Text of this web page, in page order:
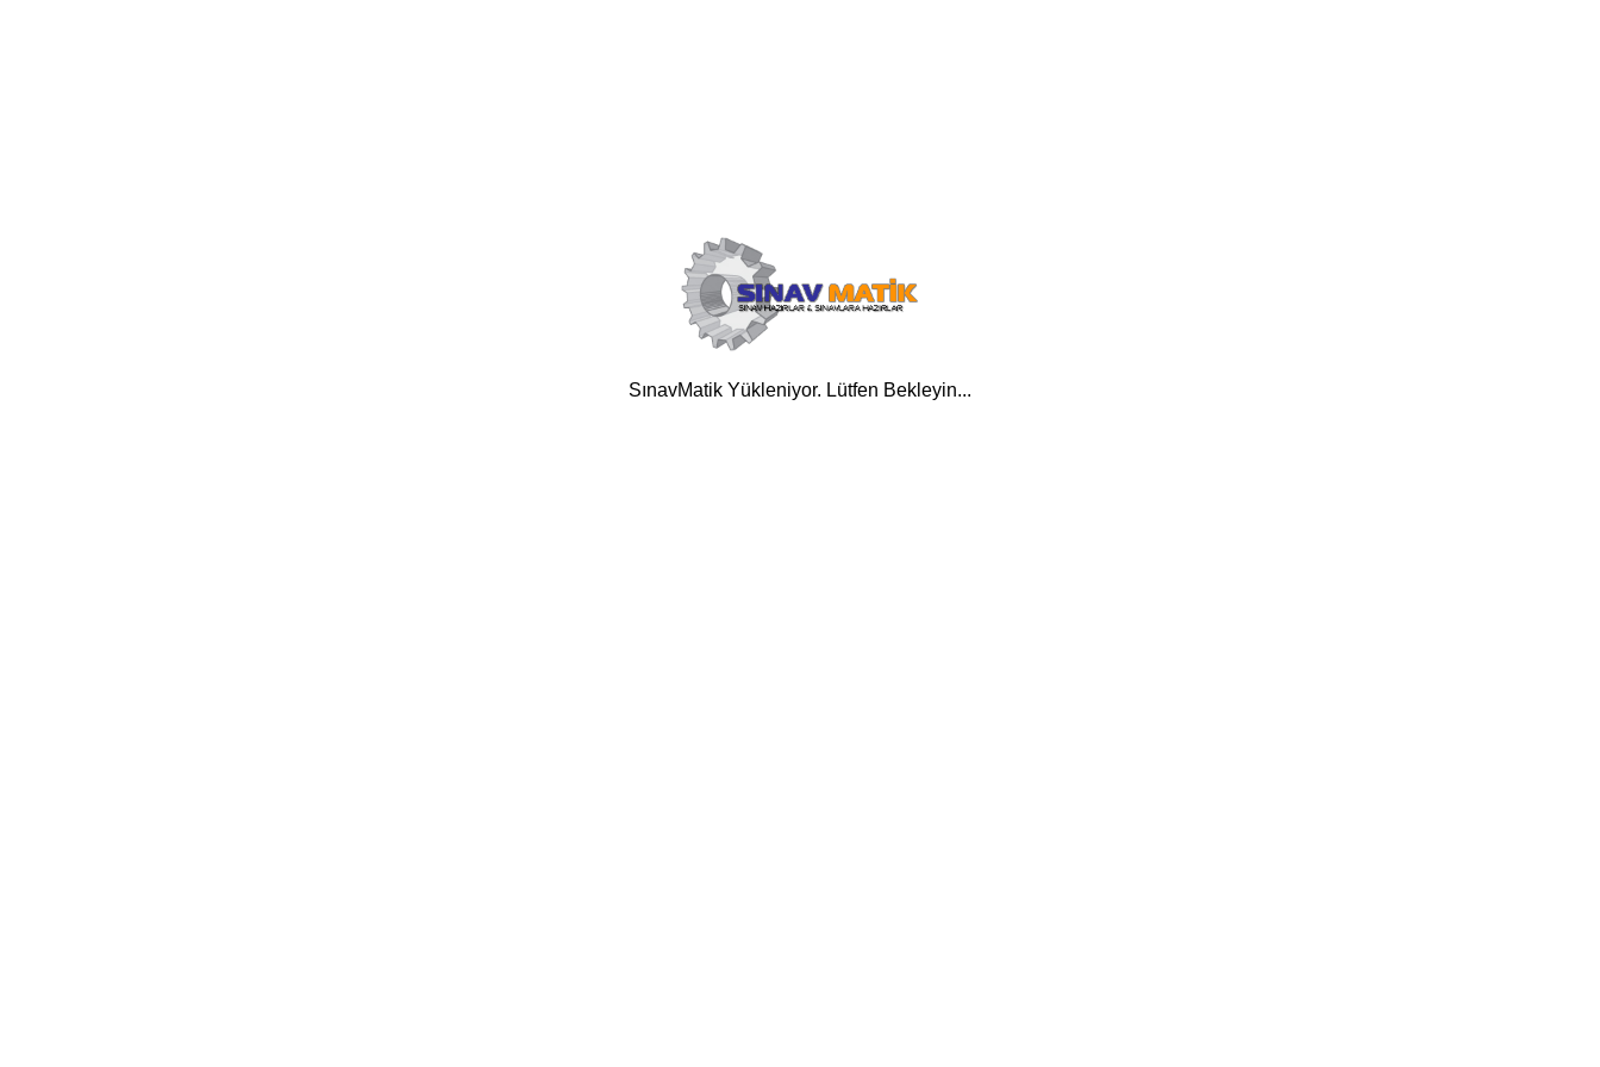
SınavMatik Yükleniyor. Lütfen Bekleyin...